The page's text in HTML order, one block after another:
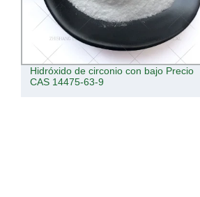
Hidróxido de circonio con bajo Precio
CAS 14475-63-9